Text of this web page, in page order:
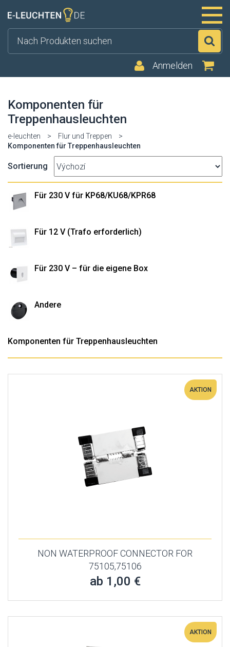
Anmelden
Komponenten für
Treppenhausleuchten
e-leuchten > Flur und Treppen
>
Komponenten für Treppenhausleuchten
Sortierung
Für 230 V für KP68/KU68/KPR68
Für 12 V (Trafo erforderlich)
Für 230 V – für die eigene Box
Andere
Komponenten für Treppenhausleuchten
AKTION
NON WATERPROOF CONNECTOR FOR
75105,75106
ab 1,00 €
AKTION